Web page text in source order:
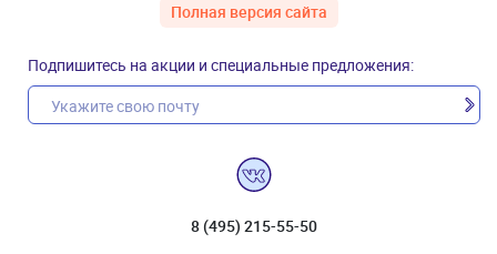
Полная версия сайта
Подпишитесь на акции и специальные предложения:
8 (495) 215-55-50